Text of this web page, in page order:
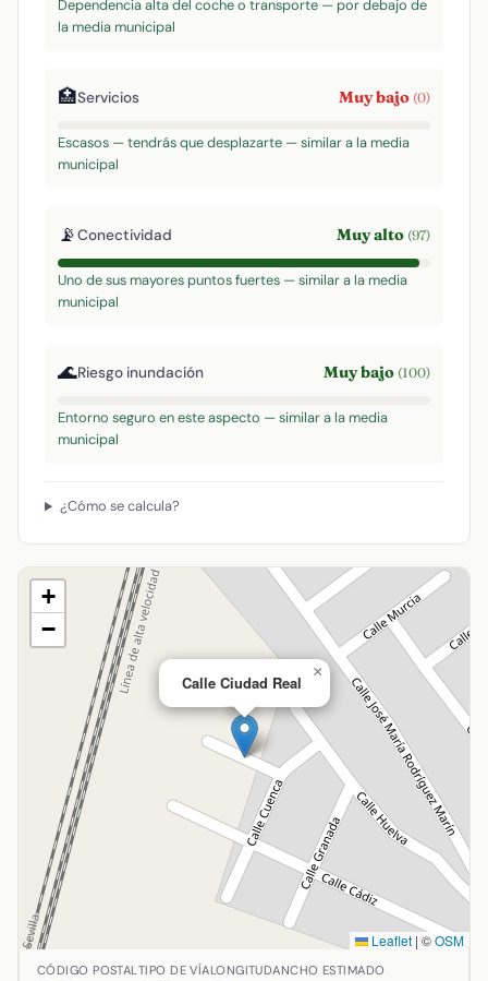
Dependencia alta del coche o transporte — por debajo de
la media municipal
🏥Servicios Muy bajo (0)
Escasos — tendrás que desplazarte — similar a la media
municipal
📡Conectividad Muy alto (97)
Uno de sus mayores puntos fuertes — similar a la media
municipal
🌊Riesgo inundación Muy bajo (100)
Entorno seguro en este aspecto — similar a la media
municipal
¿Cómo se calcula?
Calle Ciudad Real
×
+
−
Leaflet | ©OSM
Ubicación de Calle Ciudad Real en Argamasilla de
CÓDIGO POSTALTIPO DE VÍALONGITUDANCHO ESTIMADO